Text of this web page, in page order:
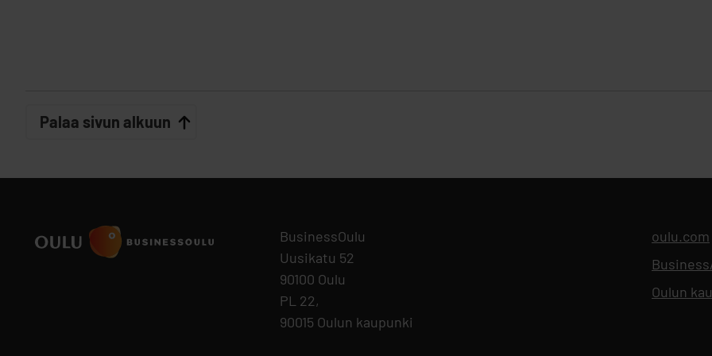
Palaa sivun alkuun
BusinessOulu
Uusikatu 52
90100 Oulu
PL 22,
90015 Oulun kaupunki
oulu.com
Oulun